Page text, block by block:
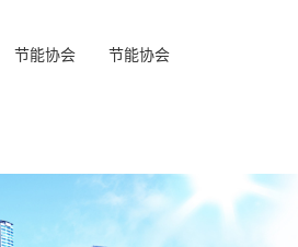
节能协会 节能协会